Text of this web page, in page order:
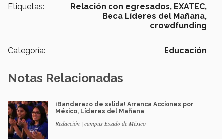
Etiquetas: Relación con egresados, EXATEC,
Beca Líderes del Mañana,
crowdfunding
Categoría: Educación
Notas Relacionadas
¡Banderazo de salida! Arranca Acciones por
México, Líderes del Mañana
Redacción | campus Estado de México